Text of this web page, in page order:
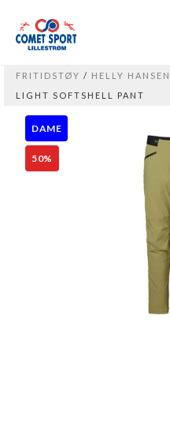
FRITIDSTØY / HELLY HANSEN
LIGHT SOFTSHELL PANT
DAME
50%